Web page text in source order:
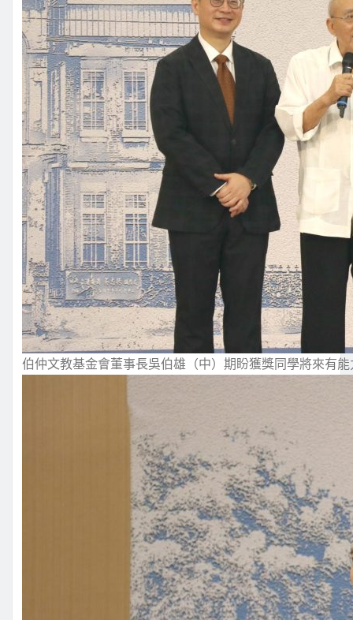
伯仲文教基金會董事長吳伯雄（中）期盼獲獎同學將來有